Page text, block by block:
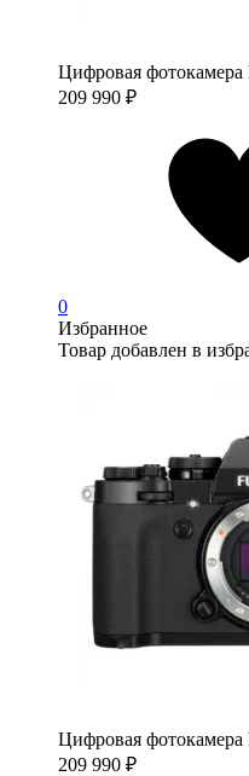
Цифровая
209 990 ₽
0
Избранное
Товар добавлен в
Цифровая
209 990 ₽